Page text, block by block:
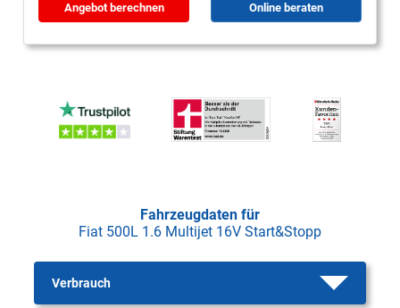
Angebot berechnen Online beraten
Fahrzeugdaten für
Fiat 500L 1.6 Multijet 16V Start&Stopp
Verbrauch